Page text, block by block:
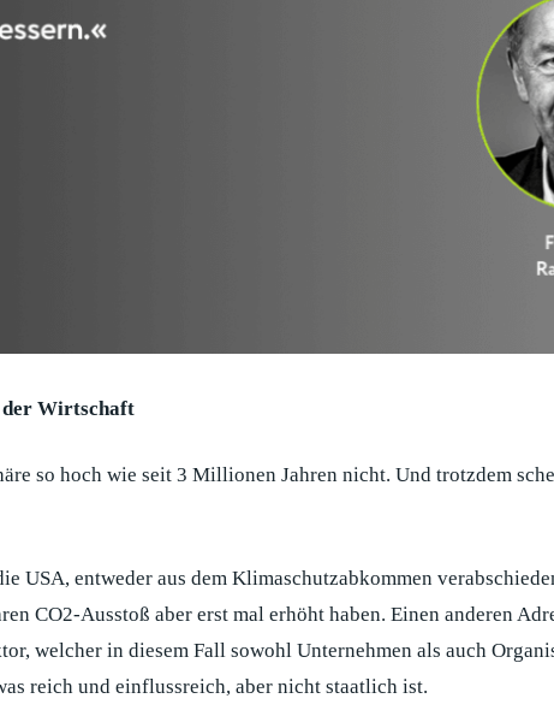
der Wirtschaft
so hoch wie seit 3 Millionen Jahren nicht. Und trotzdem
USA, entweder aus dem Klimaschutzabkommen
CO2-Ausstoß aber erst mal erhöht haben. Einen anderen
welcher in diesem Fall sowohl Unternehmen als auch
reich und einflussreich, aber nicht staatlich ist.